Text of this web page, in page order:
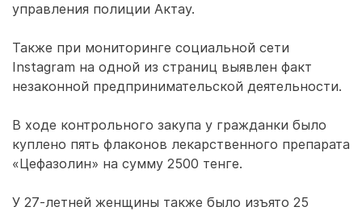
управления полиции Актау.
Также при мониторинге социальной сети
Instagram на одной из страниц выявлен факт
незаконной предпринимательской деятельности.
В ходе контрольного закупа у гражданки было
куплено пять флаконов лекарственного препарата
«Цефазолин» на сумму 2500 тенге.
У 27-летней женщины также было изъято 25